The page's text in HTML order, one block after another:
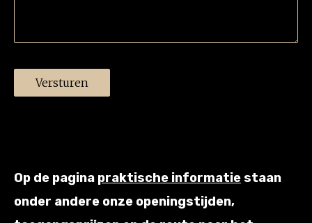
Versturen
Op de pagina praktische informatiestaan
onder andere onze openingstijden,